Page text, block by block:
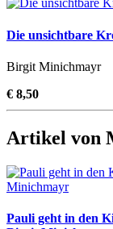
Die unsichtbare
Birgit Minichmayr
€ 8,50
Artikel von
Pauli geht in den